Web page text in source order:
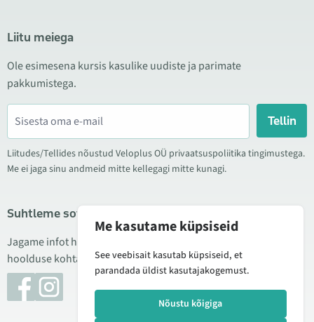
Liitu meiega
Ole esimesena kursis kasulike uudiste ja parimate
pakkumistega.
Tellin
Liitudes/Tellides nõustud Veloplus OÜ privaatsuspoliitika tingimustega.
Me ei jaga sinu andmeid mitte kellegagi mitte kunagi.
Suhtleme sotsiaalmeedias
Jagame infot hea hinna kampaaniate, uute toodete ning
hoolduse kohta. Mõnikord teeme ka tooteülevaateid.
Me kasutame küpsiseid
See veebisait kasutab küpsiseid, et
parandada üldist kasutajakogemust.
Nõustu kõigiga